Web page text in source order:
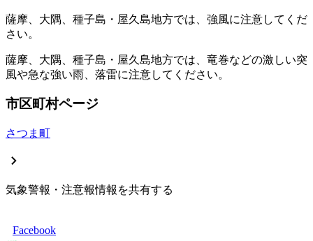
薩摩、大隅、種子島・屋久島地方では、強風に注意してくだ
さい。
薩摩、大隅、種子島・屋久島地方では、竜巻などの激しい突
風や急な強い雨、落雷に注意してください。
市区町村ページ
さつま町
気象警報・注意報情報を共有する
Facebook